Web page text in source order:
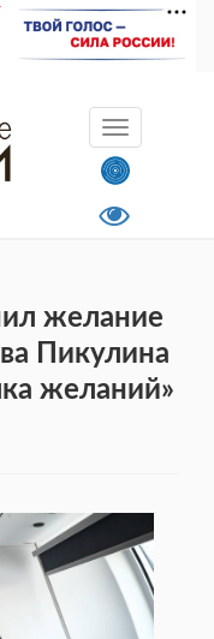
желание
Пикулина
желаний»